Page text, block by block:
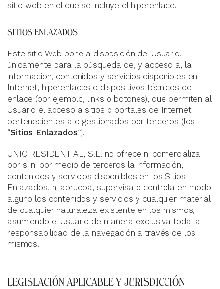
sitio web en el que se incluye el hiperenlace.
SITIOS ENLAZADOS
Este sitio Web pone a disposición del Usuario,
únicamente para la búsqueda de, y acceso a, la
información, contenidos y servicios disponibles en
Internet, hiperenlaces o dispositivos técnicos de
enlace (por ejemplo, links o botones), que permiten al
Usuario el acceso a sitios o portales de Internet
pertenecientes a o gestionados por terceros (los
“Sitios Enlazados”).
UNIQ RESIDENTIAL, S.L. no ofrece ni comercializa
por sí ni por medio de terceros la información,
contenidos y servicios disponibles en los Sitios
Enlazados, ni aprueba, supervisa o controla en modo
alguno los contenidos y servicios y cualquier material
de cualquier naturaleza existente en los mismos,
asumiendo el Usuario de manera exclusiva toda la
responsabilidad de la navegación a través de los
mismos.
LEGISLACIÓN APLICABLE Y JURISDICCIÓN